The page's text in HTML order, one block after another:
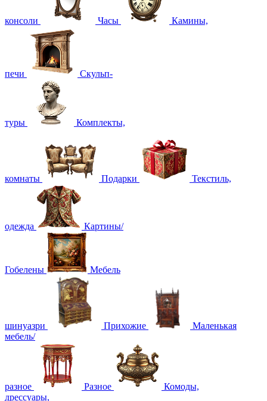
консоли Часы Камины,
печи Скульп-
туры Комплекты,
комнаты Подарки Текстиль,
одежда Картины/
Гобелены Мебель
шинуазри Прихожие
Маленькая
мебель/
разное Разное
Комоды,
дрессуары,